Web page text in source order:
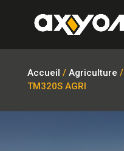
Accueil / Agriculture /
TM320S AGRI